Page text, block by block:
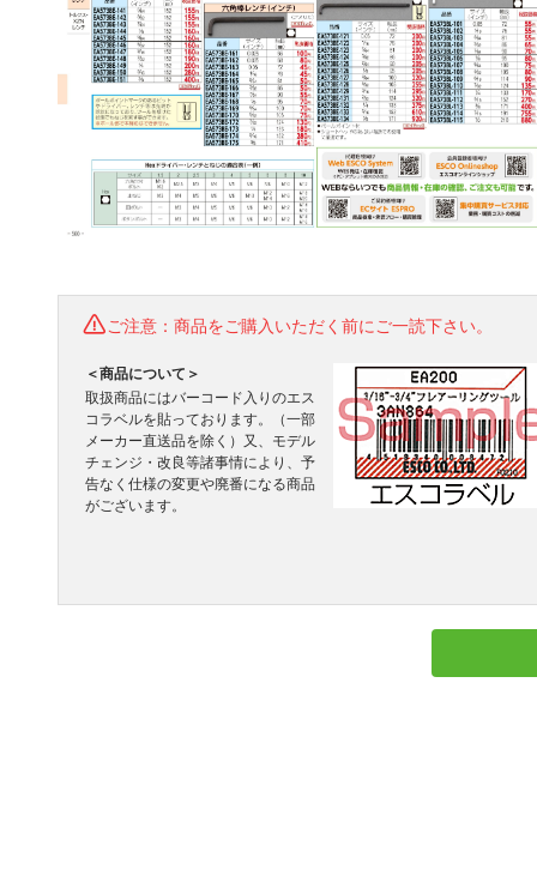
ご注意：商品をご購入いただく前にご一読下さい。
＜商品について＞
取扱商品にはバーコード入りのエス
コラベルを貼っております。（一部
メーカー直送品を除く）又、モデル
チェンジ・改良等諸事情により、予
告なく仕様の変更や廃番になる商品
がございます。